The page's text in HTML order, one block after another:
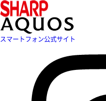
スマートフォン公式サイト